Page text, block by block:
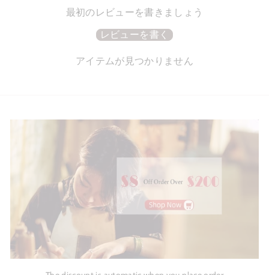
最初のレビューを書きましょう
レビューを書く
アイテムが見つかりません